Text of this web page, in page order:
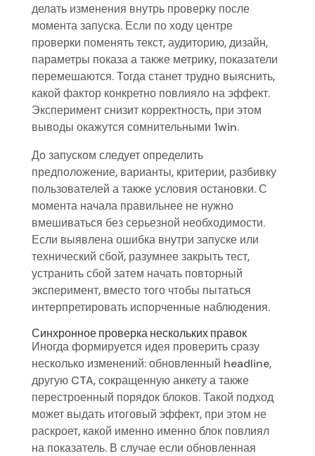
делать изменения внутрь проверку после
момента запуска. Если по ходу центре
проверки поменять текст, аудиторию, дизайн,
параметры показа а также метрику, показатели
перемешаются. Тогда станет трудно выяснить,
какой фактор конкретно повлияло на эффект.
Эксперимент снизит корректность, при этом
выводы окажутся сомнительными 1win.
До запуском следует определить
предположение, варианты, критерии, разбивку
пользователей а также условия остановки. С
момента начала правильнее не нужно
вмешиваться без серьезной необходимости.
Если выявлена ошибка внутри запуске или
технический сбой, разумнее закрыть тест,
устранить сбой затем начать повторный
эксперимент, вместо того чтобы пытаться
интерпретировать испорченные наблюдения.
Синхронное проверка нескольких правок
Иногда формируется идея проверить сразу
несколько изменений: обновленный headline,
другую CTA, сокращенную анкету а также
перестроенный порядок блоков. Такой подход
может выдать итоговый эффект, при этом не
раскроет, какой именно именно блок повлиял
на показатель. В случае если обновленная